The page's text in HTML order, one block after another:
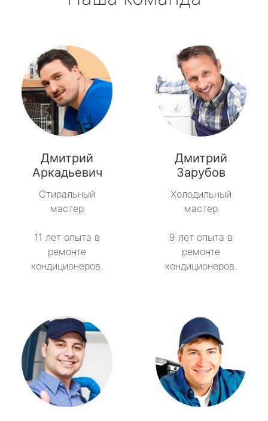
Дмитрий
Аркадьевич
Стиральный
мастер
11 лет опыта в
ремонте
кондиционеров.
Дмитрий
Зарубов
Холодильный
мастер
9 лет опыта в
ремонте
кондиционеров.